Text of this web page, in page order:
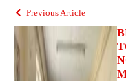
Previous Article